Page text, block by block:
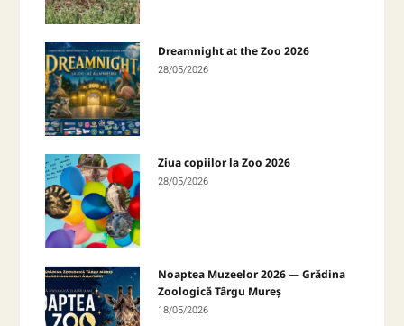
Dreamnight at the Zoo 2026
28/05/2026
Ziua copiilor la Zoo 2026
28/05/2026
Noaptea Muzeelor 2026 — Grădina
Zoologică Târgu Mureș
18/05/2026